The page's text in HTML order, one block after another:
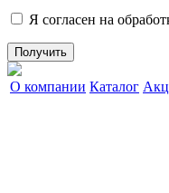
Я согласен на
О компании Каталог